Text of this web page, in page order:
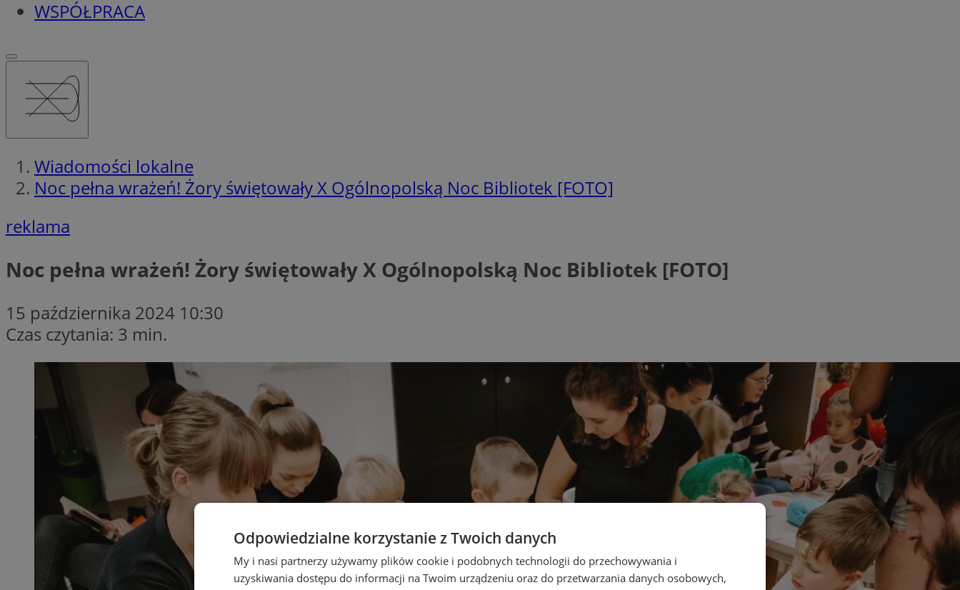
WSPÓŁPRACA
Wiadomości lokalne
Noc pełna wrażeń! Żory świętowały X Ogólnopolską Noc Bibliotek [FOTO]
reklama
Noc pełna wrażeń! Żory świętowały X Ogólnopolską Noc Bibliotek [FOTO]
15 października 2024 10:30
Czas czytania: 3 min.
Odpowiedzialne korzystanie z Twoich danych
My i nasi partnerzy używamy plików cookie i podobnych technologii do przechowywania i
uzyskiwania dostępu do informacji na Twoim urządzeniu oraz do przetwarzania danych osobowych,